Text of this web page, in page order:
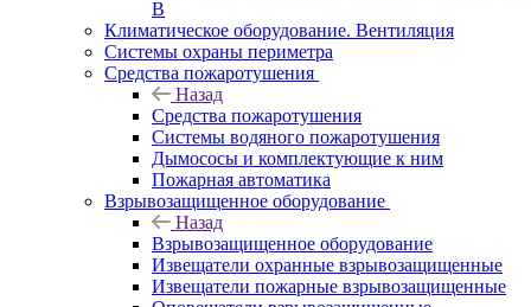
В
Климатическое оборудование. Вентиляция
Системы охраны периметра
Средства пожаротушения
Назад
Средства пожаротушения
Системы водяного пожаротушения
Дымососы и комплектующие к ним
Пожарная автоматика
Взрывозащищенное оборудование
Назад
Взрывозащищенное оборудование
Извещатели охранные взрывозащищенные
Извещатели пожарные взрывозащищенные